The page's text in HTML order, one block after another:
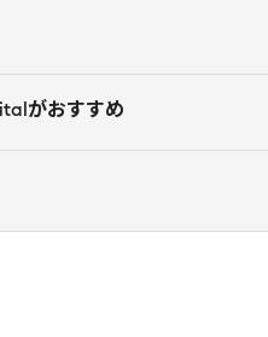
がおすすめ